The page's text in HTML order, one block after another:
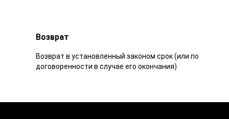
Возврат
Возврат в установленный законом срок (или по
договоренности в случае его окончания)